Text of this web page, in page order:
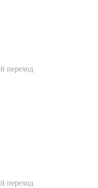
переход
переход